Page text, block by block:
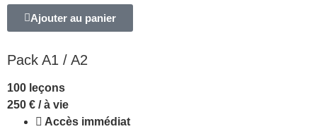
Ajouter au panier
Pack A1 / A2
100 leçons
250 € / à vie
Accès immédiat